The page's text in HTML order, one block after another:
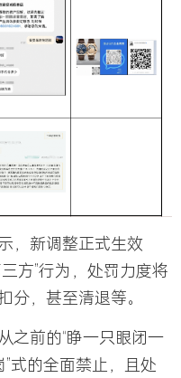
，新调整正式生效
方”行为，处罚力度将
分，甚至清退等。
之前的“睁一只眼闭一
式的全面禁止，且处